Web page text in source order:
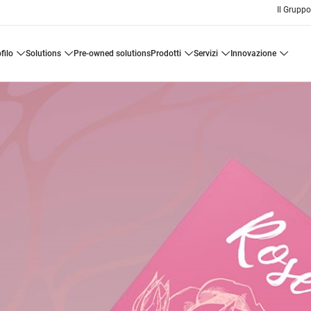
Il
solutions pre-owned solutions prodotti servizi innovazione